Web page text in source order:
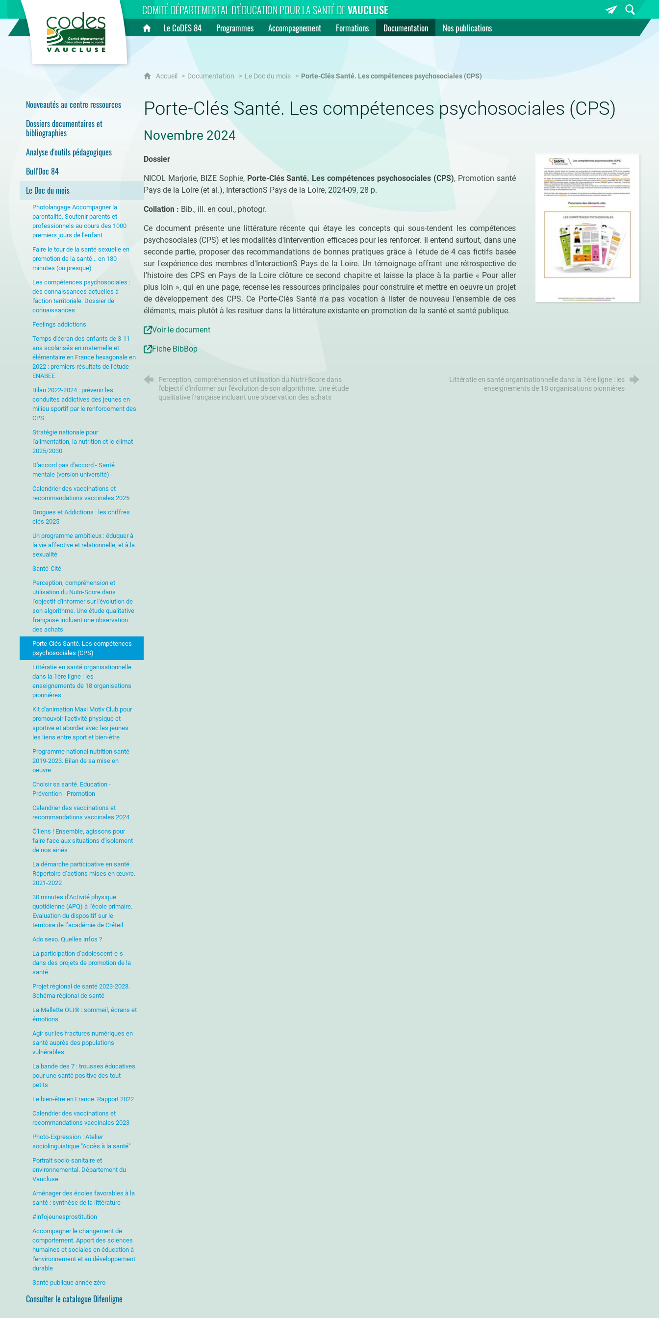
COMITÉ DÉPARTEMENTAL D’ÉDUCATION POUR LA SANTÉ DEVAUCLUSE
Accueil
Le CoDES 84 Programmes Accompagnement Formations Documentation Nos publications
Nouveautés au centre ressources
Dossiers documentaires et
bibliographies
Analyse d'outils pédagogiques
Bull'Doc 84
Le Doc du mois
Photolangage Accompagner la
parentalité. Soutenir parents et
professionnels au cours des 1000
premiers jours de l'enfant
Faire le tour de la santé sexuelle en
promotion de la santé... en 180
minutes (ou presque)
Les compétences psychosociales :
des connaissances actuelles à
l'action territoriale. Dossier de
connaissances
Feelings addictions
Temps d'écran des enfants de 3-11
ans scolarisés en maternelle et
élémentaire en France hexagonale en
2022 : premiers résultats de l'étude
ENABEE
Bilan 2022-2024 : prévenir les
conduites addictives des jeunes en
milieu sportif par le renforcement des
CPS
Stratégie nationale pour
l'alimentation, la nutrition et le climat
2025/2030
D'accord pas d'accord - Santé
mentale (version université)
Calendrier des vaccinations et
recommandations vaccinales 2025
Drogues et Addictions : les chiffres
clés 2025
Un programme ambitieux : éduquer à
la vie affective et relationnelle, et à la
sexualité
Santé-Cité
Perception, compréhension et
utilisation du Nutri-Score dans
l'objectif d'informer sur l'évolution de
son algorithme. Une étude qualitative
française incluant une observation
des achats
Porte-Clés Santé. Les compétences
psychosociales (CPS)
Littératie en santé organisationnelle
dans la 1ère ligne : les
enseignements de 18 organisations
pionnières
Kit d'animation Maxi Motiv Club pour
promouvoir l'activité physique et
sportive et aborder avec les jeunes
les liens entre sport et bien-être
Programme national nutrition santé
2019-2023. Bilan de sa mise en
oeuvre
Choisir sa santé. Education -
Prévention - Promotion
Calendrier des vaccinations et
recommandations vaccinales 2024
Ô'liens ! Ensemble, agissons pour
faire face aux situations d'isolement
de nos ainés
La démarche participative en santé.
Répertoire d’actions mises en œuvre.
2021-2022
30 minutes d’Activité physique
quotidienne (APQ) à l'école primaire.
Evaluation du dispositif sur le
territoire de l’académie de Créteil
Ado sexo. Quelles infos ?
La participation d’adolescent-e-s
dans des projets de promotion de la
santé
Projet régional de santé 2023-2028.
Schéma régional de santé
La Mallette OLI® : sommeil, écrans et
émotions
Agir sur les fractures numériques en
santé auprès des populations
vulnérables
La bande des 7 : trousses éducatives
pour une santé positive des tout-
petits
Le bien-être en France. Rapport 2022
Calendrier des vaccinations et
recommandations vaccinales 2023
Photo-Expression : Atelier
sociolinguistique "Accès à la santé"
Portrait socio-sanitaire et
environnemental. Département du
Vaucluse
Aménager des écoles favorables à la
santé : synthèse de la littérature
#infojeunesprostitution
Accompagner le changement de
comportement. Apport des sciences
humaines et sociales en éducation à
l'environnement et au développement
durable
Santé publique année zéro
Consulter le catalogue Difenligne
Accueil Documentation Le Doc du mois Porte-Clés Santé. Les compétences psychosociales (CPS)
Porte-Clés Santé. Les compétences psychosociales (CPS)
Novembre 2024
Dossier
NICOL Marjorie, BIZE Sophie, Porte-Clés Santé. Les compétences psychosociales (CPS), Promotion santé
Pays de la Loire (et al.), InteractionS Pays de la Loire, 2024-09, 28 p.
Collation : Bib., ill. en coul., photogr.
Ce document présente une littérature récente qui étaye les concepts qui sous-tendent les compétences
psychosociales (CPS) et les modalités d'intervention efficaces pour les renforcer. Il entend surtout, dans une
seconde partie, proposer des recommandations de bonnes pratiques grâce à l'étude de 4 cas fictifs basée
sur l'expérience des membres d'InteractionS Pays de la Loire. Un témoignage offrant une rétrospective de
l'histoire des CPS en Pays de la Loire clôture ce second chapitre et laisse la place à la partie « Pour aller
plus loin », qui en une page, recense les ressources principales pour construire et mettre en oeuvre un projet
de développement des CPS. Ce Porte-Clés Santé n'a pas vocation à lister de nouveau l'ensemble de ces
éléments, mais plutôt à les resituer dans la littérature existante en promotion de la santé et santé publique.
Voir le document
Fiche BibBop
Perception, compréhension et utilisation du Nutri-Score dans
l'objectif d'informer sur l'évolution de son algorithme. Une étude
qualitative française incluant une observation des achats
Littératie en santé organisationnelle dans la 1ère ligne : les
enseignements de 18 organisations pionnières